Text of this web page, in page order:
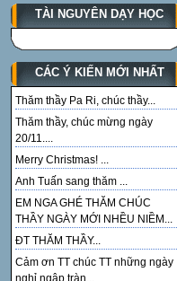
TÀI NGUYÊN DẠY HỌC
CÁC Ý KIẾN MỚI NHẤT
Thăm thầy Pa Ri, chúc thầy...
Thăm thầy, chúc mừng ngày
20/11....
Merry Christmas! ...
Anh Tuấn sang thăm ...
EM NGA GHÉ THĂM CHÚC
THẦY NGÀY MỚI NHỀU NIỀM...
ĐT THĂM THẦY...
Cảm ơn TT chúc TT những ngày
nghỉ ngập tràn...